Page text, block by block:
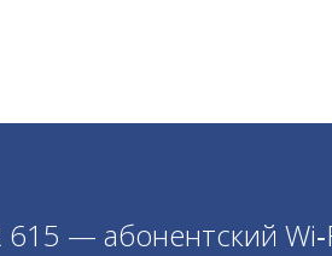
615 — абонентский